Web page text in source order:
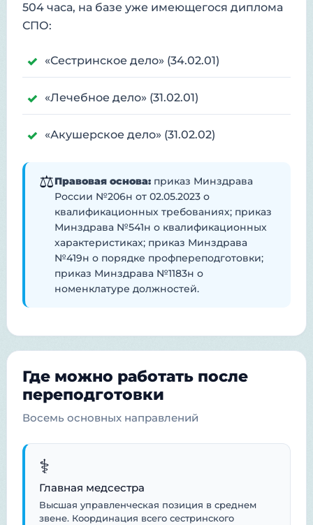
504 часа, на базе уже имеющегося диплома
СПО:
«Сестринское дело» (34.02.01)
«Лечебное дело» (31.02.01)
«Акушерское дело» (31.02.02)
⚖️Правовая основа: приказ Минздрава
России №206н от 02.05.2023 о
квалификационных требованиях; приказ
Минздрава №541н о квалификационных
характеристиках; приказ Минздрава
№419н о порядке профпереподготовки;
приказ Минздрава №1183н о
номенклатуре должностей.
Где можно работать после
переподготовки
Восемь основных направлений
‍⚕️
Главная медсестра
Высшая управленческая позиция в среднем
звене. Координация всего сестринского